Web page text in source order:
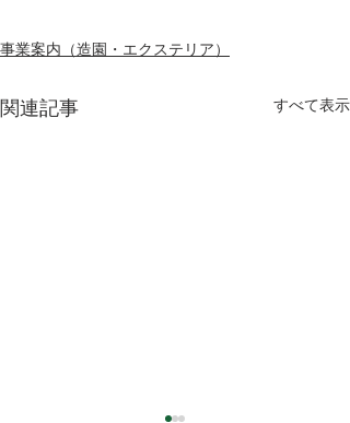
事業案内（造園・エクステリア）
関連記事 すべて表示